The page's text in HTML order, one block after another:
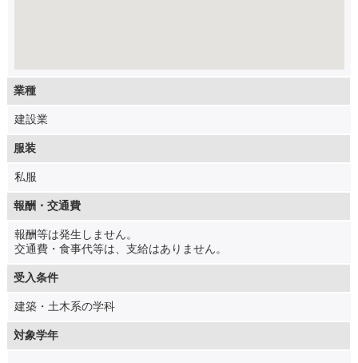
業種
建設業
服装
私服
報酬・交通費
報酬等は発生しません。
交通費・食事代等は、支給はありません。
受入条件
建築・土木系の学科
対象学年